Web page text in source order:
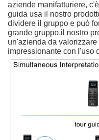
aziende manifatturiere,
guida usa il nostro
dividere il gruppo e può
grande gruppo.il nostro
un'azienda da
impressionante con l'uso